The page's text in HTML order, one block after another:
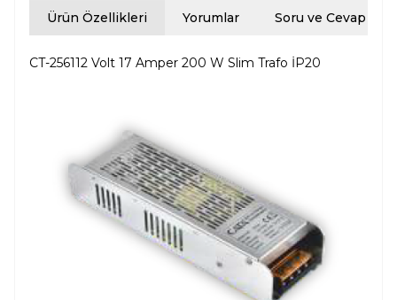
Ürün Özellikleri Yorumlar Soru ve Cevap
CT-256112 Volt 17 Amper 200 W Slim Trafo İP20